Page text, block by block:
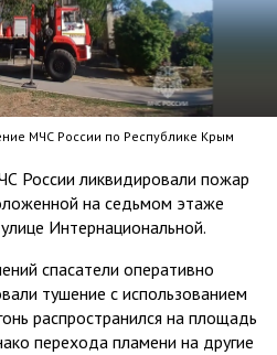
МЧС России по Республике Крым
России ликвидировали пожар
на седьмом этаже
Интернациональной.
спасатели оперативно
тушение с использованием
распространился на площадь
перехода пламени на другие